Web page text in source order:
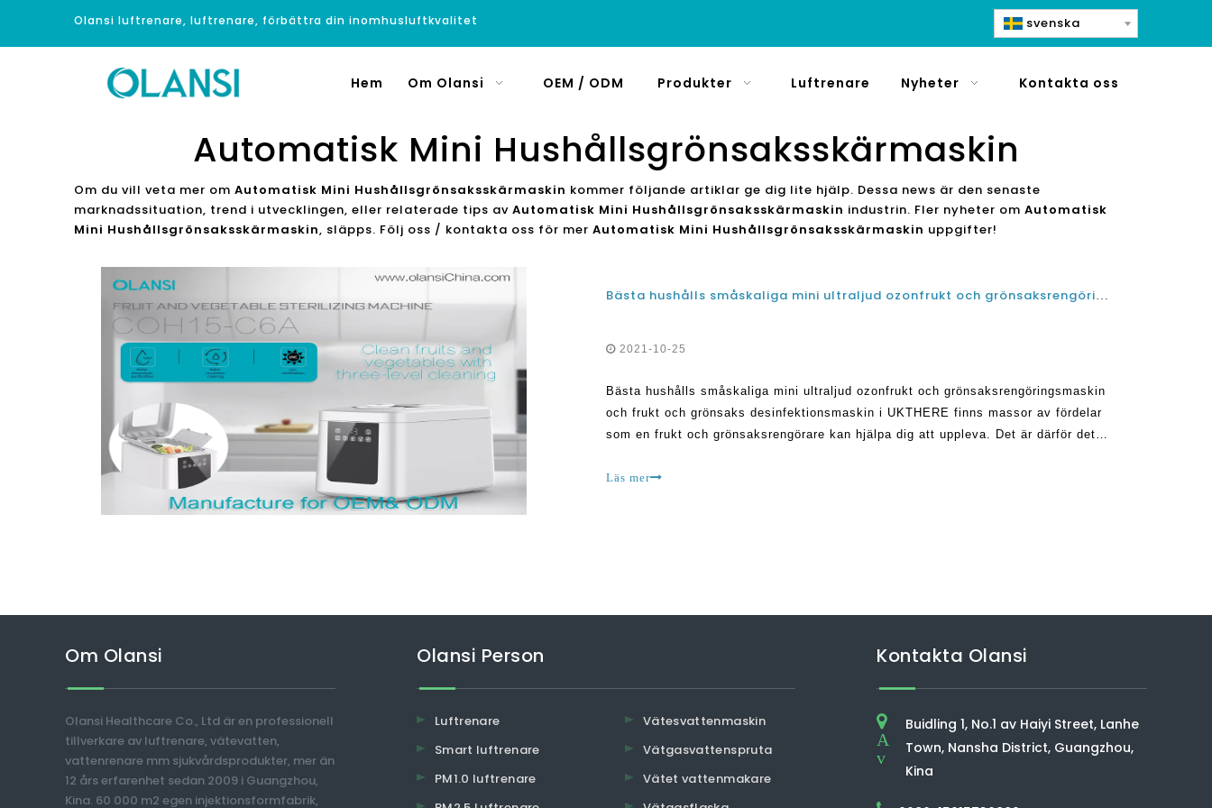
Olansi luftrenare, luftrenare, förbättra din inomhusluftkvalitet svenska
Hem Om Olansi OEM / ODM Produkter Luftrenare Nyheter Kontakta oss
Automatisk Mini Hushållsgrönsaksskärmaskin
Om du vill veta mer om Automatisk Mini Hushållsgrönsaksskärmaskin kommer följande artiklar ge dig lite hjälp. Dessa news är den senaste
marknadssituation, trend i utvecklingen, eller relaterade tips av Automatisk Mini Hushållsgrönsaksskärmaskin industrin. Fler nyheter om Automatisk
Mini Hushållsgrönsaksskärmaskin, släpps. Följ oss / kontakta oss för mer Automatisk Mini Hushållsgrönsaksskärmaskin uppgifter!
Bästa hushålls småskaliga mini ultraljud ozonfrukt och grönsaksrengöringsmaskin och frukt och grönsaks desinfektionsmaskin i Storbritannien
2021-10-25
Bästa hushålls småskaliga mini ultraljud ozonfrukt och grönsaksrengöringsmaskin
och frukt och grönsaks desinfektionsmaskin i UKTHERE finns massor av fördelar
som en frukt och grönsaksrengörare kan hjälpa dig att uppleva. Det är därför det
Läs mer
Om Olansi
Olansi Healthcare Co., Ltd är en professionell
tillverkare av luftrenare, vätevatten,
vattenrenare mm sjukvårdsprodukter, mer än
12 års erfarenhet sedan 2009 i Guangzhou,
Kina. 60 000 m2 egen injektionsformfabrik,
Olansi Person
Luftrenare
Smart luftrenare
PM1.0 luftrenare
Vätesvattenmaskin
Vätgasvattenspruta
Vätet vattenmakare
Kontakta Olansi
A
v
Buidling 1, No.1 av Haiyi Street, Lanhe
Town, Nansha District, Guangzhou,
Kina